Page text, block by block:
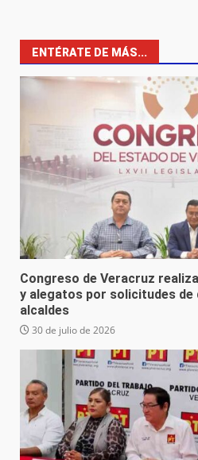
ENTÉRATE DE MÁS...
Congreso de Veracruz
y alegatos por solicitudes
alcaldes
30 de julio de 2026